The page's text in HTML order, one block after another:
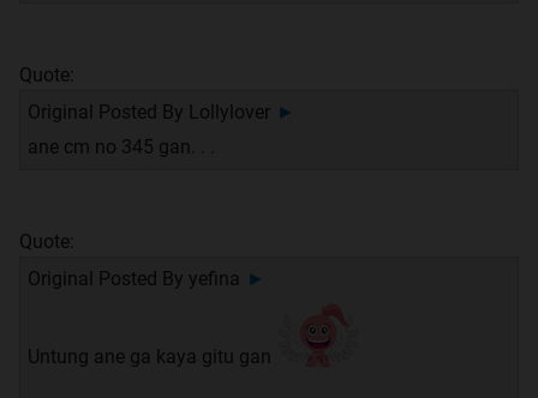
Quote:
Original Posted By Lollylover ►
ane cm no 345 gan. . .
Quote:
Original Posted By yefina ►
Untung ane ga kaya gitu gan